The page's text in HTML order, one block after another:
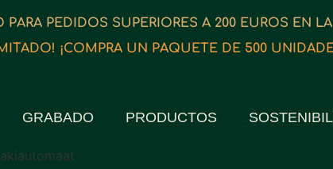
PARA PEDIDOS SUPERIORES A 200 EUROS EN
¡COMPRA UN PAQUETE DE 500
GRABADO PRODUCTOS